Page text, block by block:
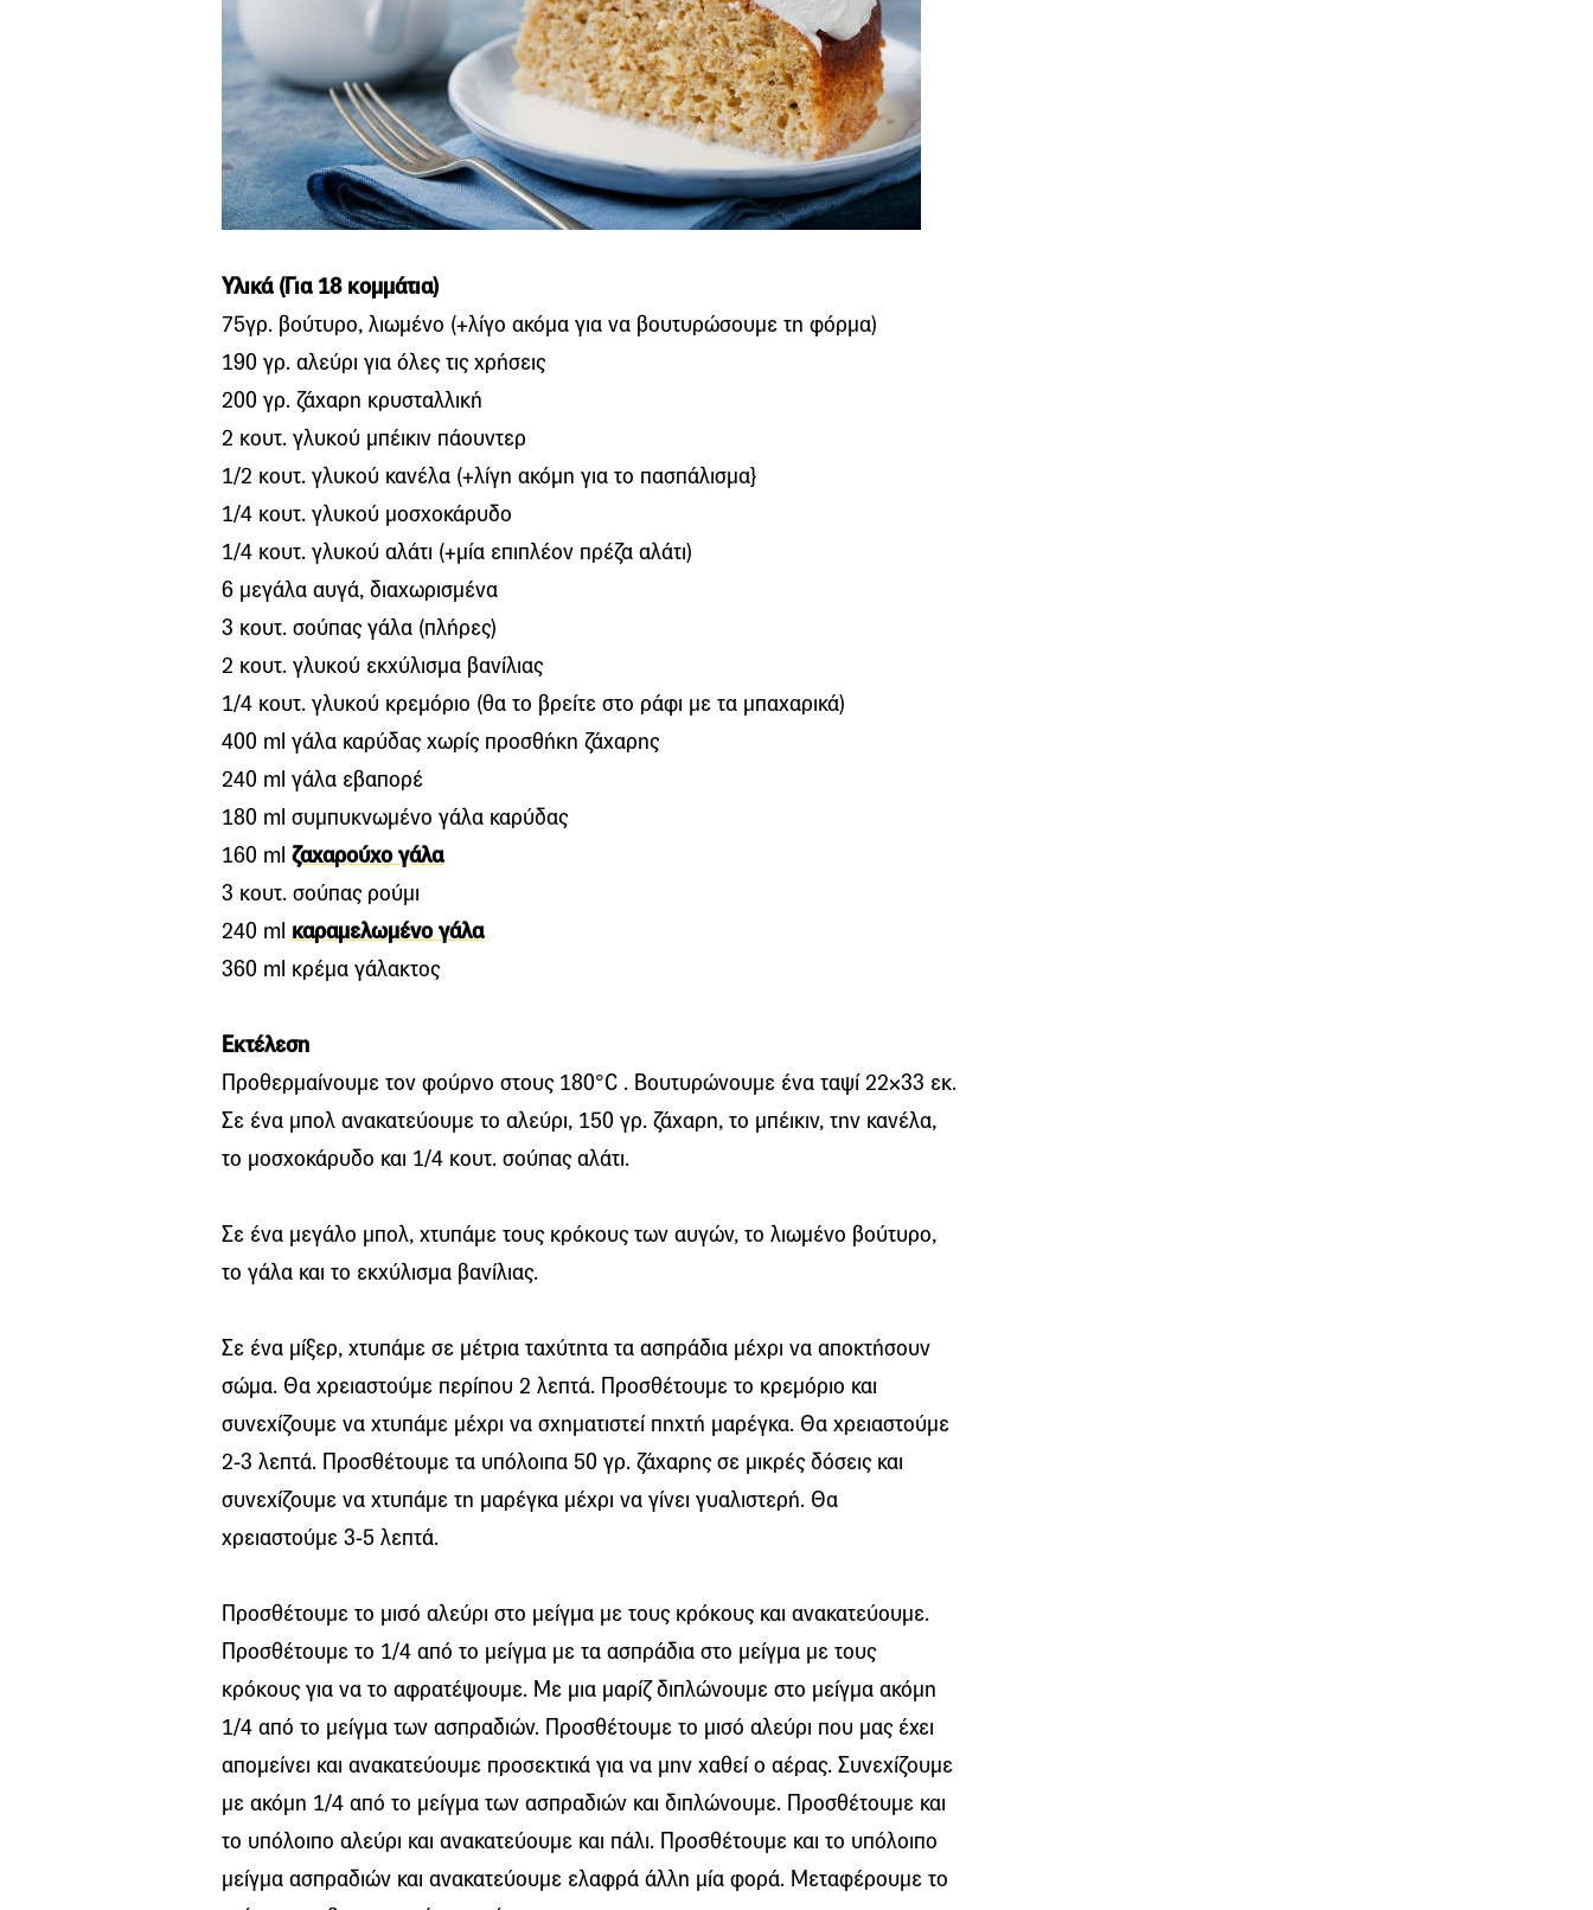
Υλικά (Για18 κομμάτια)
75γρ. βούτυρο, λιωμένο (+λίγο ακόμα για να βουτυρώσουμε τη φόρμα)
190 γρ. αλεύρι για όλες τις χρήσεις
200 γρ. ζάχαρη κρυσταλλική
2 κουτ. γλυκού μπέικιν πάουντερ
1/2 κουτ. γλυκού κανέλα (+λίγη ακόμη για το πασπάλισμα}
1/4 κουτ. γλυκού μοσχοκάρυδο
1/4 κουτ. γλυκού αλάτι (+μία επιπλέον πρέζα αλάτι)
6 μεγάλα αυγά, διαχωρισμένα
3 κουτ. σούπας γάλα (πλήρες)
2 κουτ. γλυκού εκχύλισμα βανίλιας
1/4 κουτ. γλυκού κρεμόριο (θα το βρείτε στο ράφι με τα μπαχαρικά)
400 ml γάλα καρύδας χωρίς προσθήκη ζάχαρης
240 ml γάλα εβαπορέ
180 ml συμπυκνωμένο γάλα καρύδας
160 ml ζαχαρούχο γάλα
3 κουτ. σούπας ρούμι
240 ml καραμελωμένο γάλα
360 ml κρέμα γάλακτος
Εκτέλεση
Προθερμαίνουμε τον φούρνο στους 180°C . Βουτυρώνουμε ένα ταψί 22×33 εκ.
Σε ένα μπολ ανακατεύουμε το αλεύρι, 150 γρ. ζάχαρη, το μπέικιν, την κανέλα,
το μοσχοκάρυδο και 1/4 κουτ. σούπας αλάτι.
Σε ένα μεγάλο μπολ, χτυπάμε τους κρόκους των αυγών, το λιωμένο βούτυρο,
το γάλα και το εκχύλισμα βανίλιας.
Σε ένα μίξερ, χτυπάμε σε μέτρια ταχύτητα τα ασπράδια μέχρι να αποκτήσουν
σώμα. Θα χρειαστούμε περίπου 2 λεπτά. Προσθέτουμε το κρεμόριο και
συνεχίζουμε να χτυπάμε μέχρι να σχηματιστεί πηχτή μαρέγκα. Θα χρειαστούμε
2-3 λεπτά. Προσθέτουμε τα υπόλοιπα 50 γρ. ζάχαρης σε μικρές δόσεις και
συνεχίζουμε να χτυπάμε τη μαρέγκα μέχρι να γίνει γυαλιστερή. Θα
χρειαστούμε 3-5 λεπτά.
Προσθέτουμε το μισό αλεύρι στο μείγμα με τους κρόκους και ανακατεύουμε.
Προσθέτουμε το 1/4 από το μείγμα με τα ασπράδια στο μείγμα με τους
κρόκους για να το αφρατέψουμε. Με μια μαρίζδιπλώνουμε στο μείγμα ακόμη
1/4 από το μείγμα των ασπραδιών. Προσθέτουμε το μισό αλεύρι που μας έχει
απομείνει και ανακατεύουμε προσεκτικά για να μην χαθεί ο αέρας. Συνεχίζουμε
με ακόμη 1/4 από το μείγμα των ασπραδιών και διπλώνουμε. Προσθέτουμε και
το υπόλοιπο αλεύρι και ανακατεύουμε και πάλι. Προσθέτουμε και το υπόλοιπο
μείγμα ασπραδιών και ανακατεύουμε ελαφρά άλλη μία φορά. Μεταφέρουμε το